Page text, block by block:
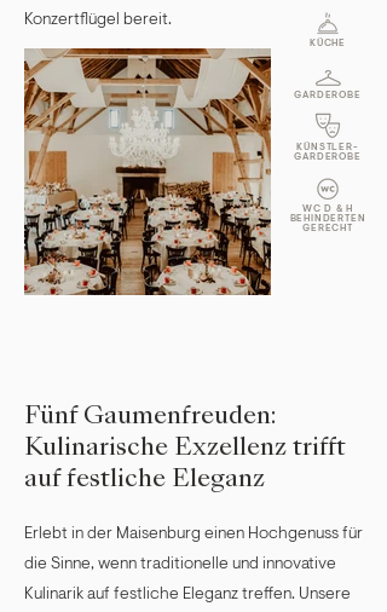
Konzertflügel bereit.
KÜCHE
GARDEROBE
KÜNSTLER-
GARDEROBE
WC D & H
BEHINDERTEN
GERECHT
Fünf Gaumenfreuden:
Kulinarische Exzellenz trifft
auf festliche Eleganz
Erlebt in der Maisenburg einen Hochgenuss für
die Sinne, wenn traditionelle und innovative
Kulinarik auf festliche Eleganz treffen. Unsere